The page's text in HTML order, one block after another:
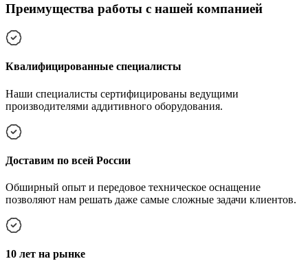
Преимущества работы с нашей компанией
Квалифицированные специалисты
Наши специалисты сертифицированы ведущими
производителями аддитивного оборудования.
Доставим по всей России
Обширный опыт и передовое техническое оснащение
позволяют нам решать даже самые сложные задачи клиентов.
10 лет на рынке